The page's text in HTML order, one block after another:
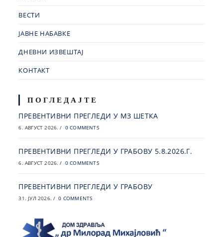
ВЕСТИ
ЈАВНЕ НАБАВКЕ
ДНЕВНИ ИЗВЕШТАЈ
КОНТАКТ
ПОГЛЕДАЈТЕ
ПРЕВЕНТИВНИ ПРЕГЛЕДИ У МЗ ШЕТКА
6. АВГУСТ 2026. / 0 COMMENTS
ПРЕВЕНТИВНИ ПРЕГЛЕДИ У ГРАБОВУ 5.8.2026.Г.
6. АВГУСТ 2026. / 0 COMMENTS
ПРЕВЕНТИВНИ ПРЕГЛЕДИ У ГРАБОВУ
31. ЈУЛ 2026. / 0 COMMENTS